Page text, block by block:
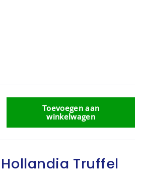
Toevoegen aan
winkelwagen
Truffel